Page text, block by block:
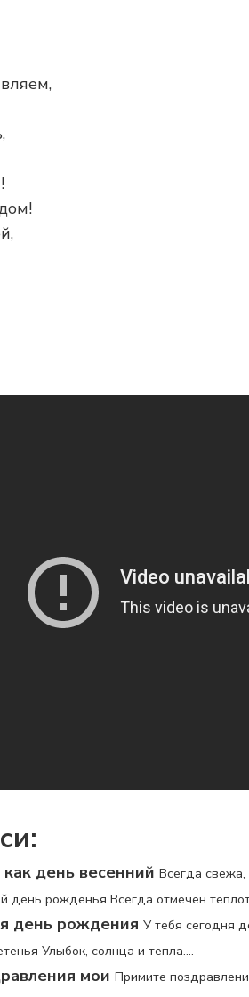
день весенний Всегда свежа,
день рожденья Всегда отмечен
день рождения У тебя сегодня
Улыбок, солнца и тепла....
мои Примите